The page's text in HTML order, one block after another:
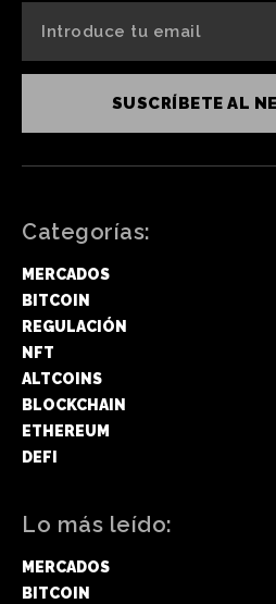
SUSCRÍBETE AL
Categorías:
MERCADOS
BITCOIN
REGULACIÓN
NFT
ALTCOINS
BLOCKCHAIN
ETHEREUM
DEFI
Lo más leído:
MERCADOS
BITCOIN